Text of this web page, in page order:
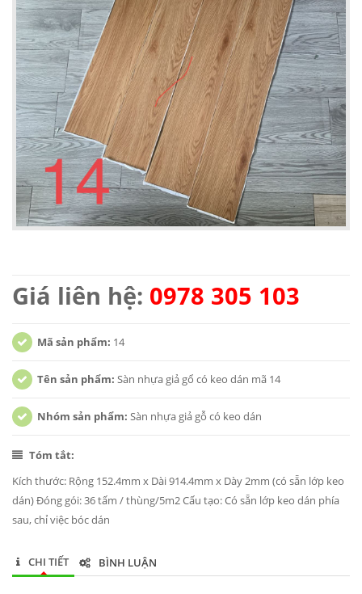
Giá liên hệ: 0978 305 103
Mã sản phẩm: 14
Tên sản phẩm: Sàn nhựa giả gổ có keo dán mã 14
Nhóm sản phẩm: Sàn nhựa giả gỗ có keo dán
Tóm tắt:
Kích thước: Rộng 152.4mm x Dài 914.4mm x Dày 2mm (có sẵn lớp keo
dán) Đóng gói: 36 tấm / thùng/5m2 Cấu tạo: Có sẵn lớp keo dán phía
sau, chỉ việc bóc dán
CHI TIẾT BÌNH LUẬN